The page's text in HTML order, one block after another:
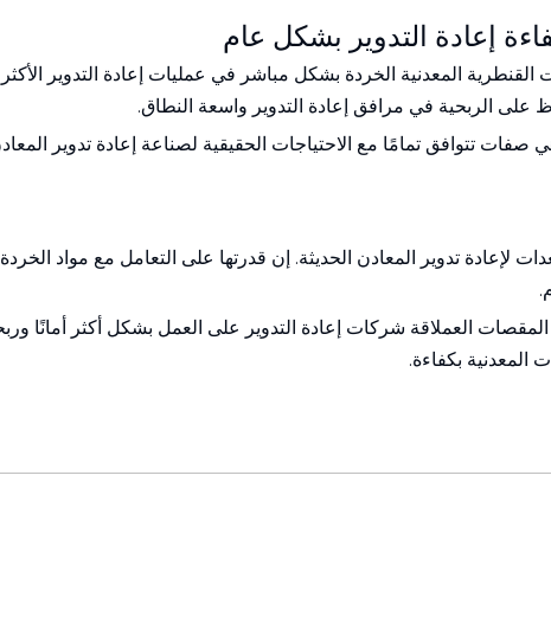
إعادة التدوير بشكل عام
المعدنية الخردة بشكل مباشر في عمليات إعادة التدوير الأكثر
الربحية في مرافق إعادة التدوير واسعة النطاق.
صفات تتوافق تمامًا مع الاحتياجات الحقيقية لصناعة إعادة تدوير
تدوير المعادن الحديثة. إن قدرتها على التعامل مع مواد الخردة
العملاقة شركات إعادة التدوير على العمل بشكل أكثر أمانًا
المعدنية بكفاءة.